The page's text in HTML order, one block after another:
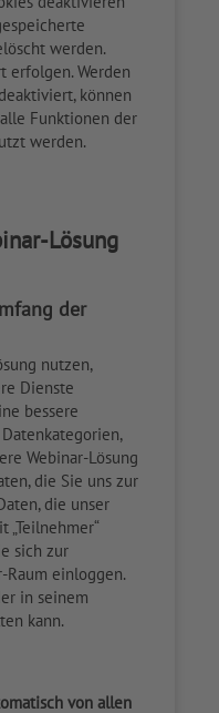
werden.
erfolgen. Werden
können
Funktionen der
werden.
Lösung
der
nutzen,
Dienste
bessere
Webinar-Lösung
die Sie uns zur
die unser
„Teilnehmer“
sich zur
Raum einloggen.
in seinem
kann.
von allen